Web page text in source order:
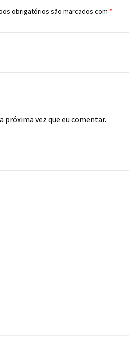
obrigatórios são marcados com *
próxima vez que eu comentar.